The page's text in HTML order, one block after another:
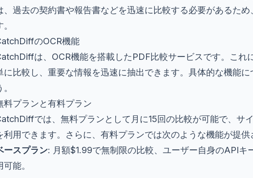
、過去の契約書や報告書などを迅速に比較する必要があるた
のOCR機能
は、OCR機能を搭載したPDF比較サービスです。これ
に比較し、重要な情報を迅速に抽出できます。具体的な機能に
。
料プランと有料プラン
では、無料プランとして月に15回の比較が可能で、サ
利用できます。さらに、有料プランでは次のような機能が提供
ースプラン: 月額$1.99で無制限の比較、ユーザー自身のAPIキ
可能。